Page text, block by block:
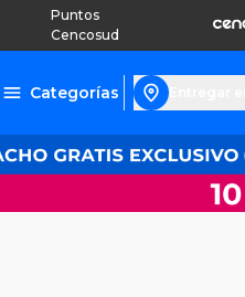
Puntos
Cencosud
Categorías